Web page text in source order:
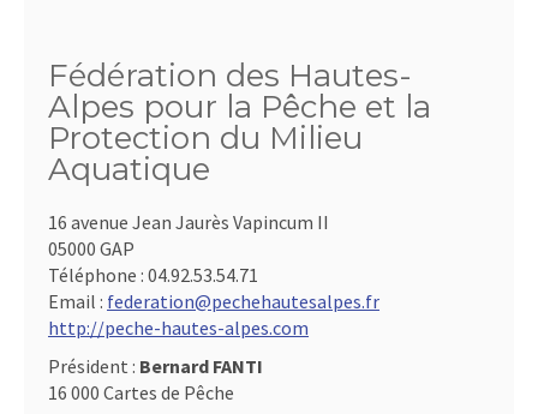
Fédération des Hautes-
Alpes pour la Pêche et la
Protection du Milieu
Aquatique
16 avenue Jean Jaurès Vapincum II
05000 GAP
Téléphone : 04.92.53.54.71
Email : federation@pechehautesalpes.fr
http://peche-hautes-alpes.com
Président : Bernard FANTI
16 000 Cartes de Pêche